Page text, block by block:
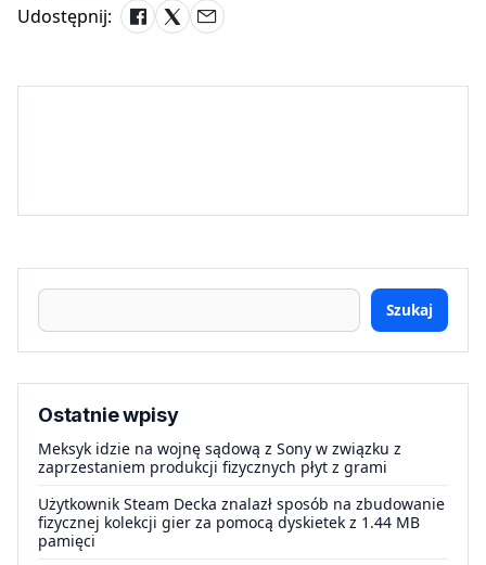
Udostępnij:
Szukaj
Ostatnie wpisy
Meksyk idzie na wojnę sądową z Sony w związku z
zaprzestaniem produkcji fizycznych płyt z grami
Użytkownik Steam Decka znalazł sposób na zbudowanie
fizycznej kolekcji gier za pomocą dyskietek z 1.44 MB
pamięci